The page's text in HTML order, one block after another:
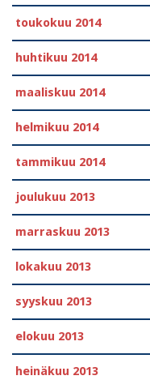
toukokuu 2014
huhtikuu 2014
maaliskuu 2014
helmikuu 2014
tammikuu 2014
joulukuu 2013
marraskuu 2013
lokakuu 2013
syyskuu 2013
elokuu 2013
heinäkuu 2013